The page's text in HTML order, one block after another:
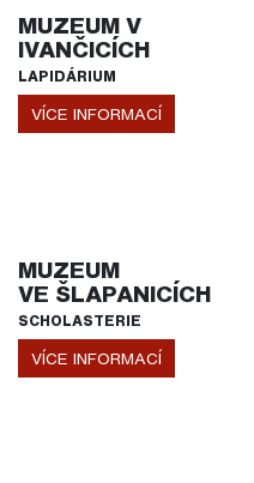
MUZEUM V
IVANČICÍCH
LAPIDÁRIUM
VÍCE INFORMACÍ
MUZEUM
VE ŠLAPANICÍCH
SCHOLASTERIE
VÍCE INFORMACÍ